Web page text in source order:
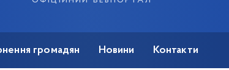
громадян Новини Контакти